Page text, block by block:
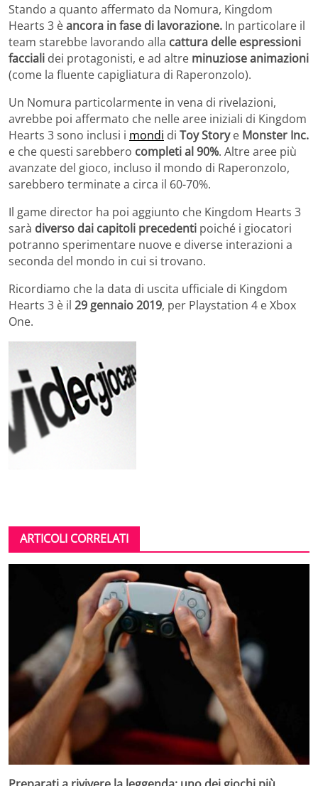
Stando a quanto affermato da Nomura, Kingdom
Hearts 3 èancora in fase di lavorazione. In particolare il
team starebbe lavorando alla cattura delle espressioni
facciali dei protagonisti, e ad altre minuziose animazioni
(come la fluente capigliatura di Raperonzolo).
Un Nomura particolarmente in vena di rivelazioni,
avrebbe poi affermato che nelle aree iniziali di Kingdom
Hearts 3 sono inclusi i mondi di Toy Storye Monster Inc.
e che questi sarebbero completi al 90%. Altre aree più
avanzate del gioco, incluso il mondo di Raperonzolo,
sarebbero terminate a circa il 60-70%.
Il game director ha poi aggiunto che Kingdom Hearts 3
sarà diverso dai capitoli precedenti poiché i giocatori
potranno sperimentare nuove e diverse interazioni a
seconda del mondo in cui si trovano.
Ricordiamo che la data di uscita ufficiale di Kingdom
Hearts 3 è il 29 gennaio 2019, per Playstation 4 e Xbox
One.
ARTICOLI CORRELATI